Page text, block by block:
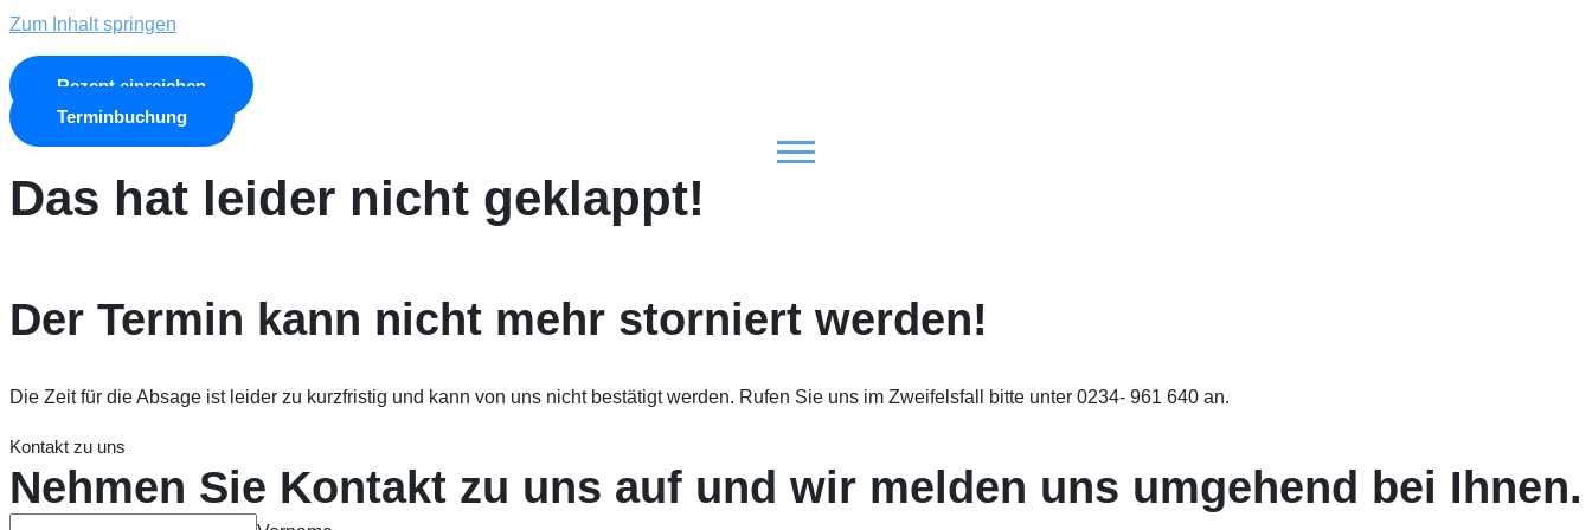
Zum Inhalt springen
Rezept einreichen
Terminbuchung
Das hat leider nicht geklappt!
Der Termin kann nicht mehr storniert werden!
Die Zeit für die Absage ist leider zu kurzfristig und kann von uns nicht bestätigt werden. Rufen Sie uns im Zweifelsfall bitte unter 0234- 961 640 an.
Kontakt zu uns
Nehmen Sie Kontakt zu uns auf und wir melden uns umgehend bei Ihnen.